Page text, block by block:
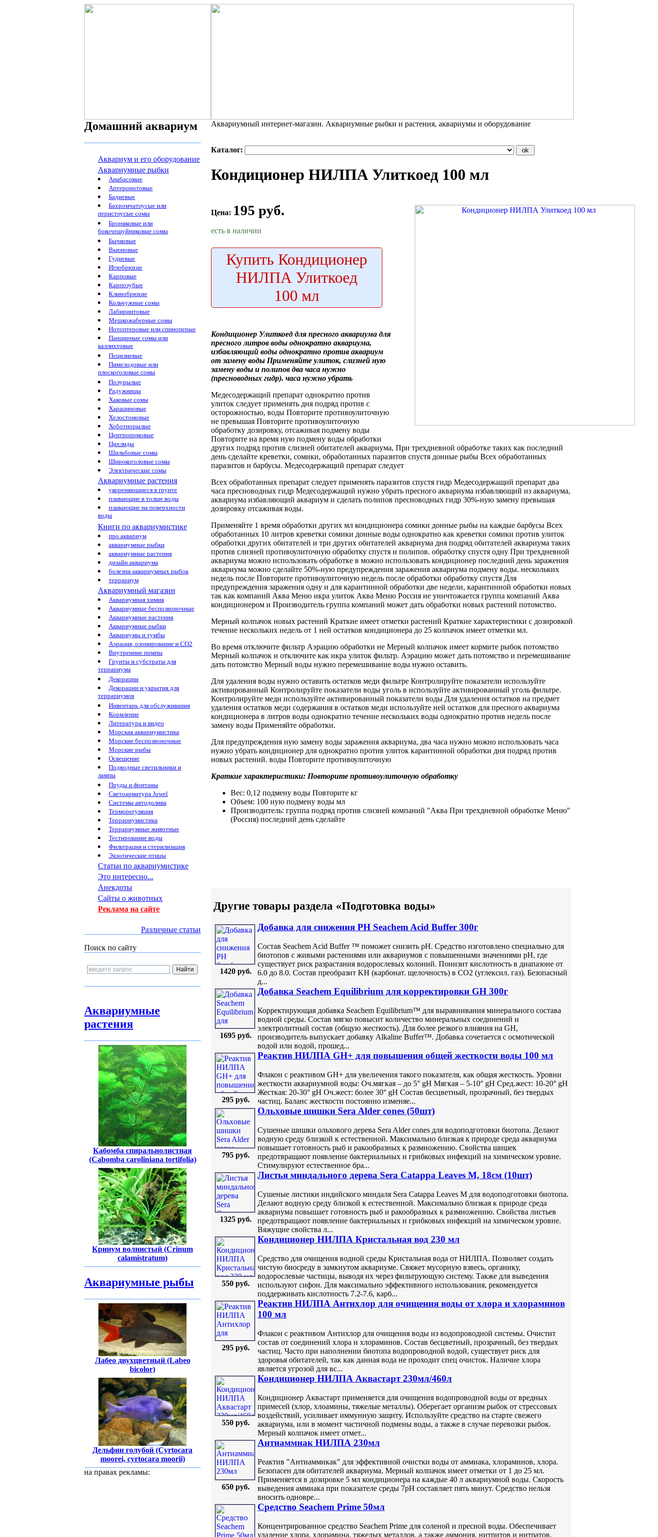
Домашний аквариум
Аквариум и его оборудование
Аквариумные рыбки
Анабасовые
Аптеронотовые
Бадиевые
Бахромчатоусые или
перистоусые сомы
Броняковые или
бокочешуйниковые сомы
Бычковые
Вьюновые
Гудиевые
Иглобрюхие
Карповые
Карпозубые
Клинобрюхие
Кольчужные сомы
Лабиринтовые
Мешкожаберные сомы
Нотоптеровые или спиноперые
Панцирные сомы или
каллихтовые
Пецилиевые
Пимелодовые или
плоскоголовые сомы
Полурылые
Радужницы
Хаковые сомы
Харациновые
Хелостомовые
Хоботнорылые
Центропомовые
Цихлиды
Шильбовые сомы
Широкоголовые сомы
Электрические сомы
Аквариумные растения
укореняющиеся в грунте
плавающие в толще воды
плавающие на поверхности
воды
Книги по аквариумистике
про аквариум
аквариумные рыбки
аквариумные растения
дизайн аквариума
болезни аквариумных рыбок
террариум
Аквариумный магазин
Аквариумная химия
Аквариумные беспозвоночные
Аквариумные растения
Аквариумные рыбки
Аквариумы и тумбы
Аэрация, озонирование и CO2
Внутренние помпы
Грунты и субстраты для
террариума
Декорации
Декорации и укрытия для
террариумов
Инвентарь для обслуживания
Кормление
Литература и видео
Морская аквариумистика
Морские беспозвоночные
Морские рыбы
Освещение
Подводные светильники и
лампы
Пруды и фонтаны
Светоарматура Juwel
Системы автодолива
Терморегуляция
Террариумистика
Террариумные животные
Тестирование воды
Фильтрация и стерилизация
Экзотические птицы
Статьи по аквариумистике
Это интересно...
Анекдоты
Сайты о животных
Реклама на сайте
Различные статьи
Поиск по сайту
Аквариумные
растения
Кабомба спиральнолистная
(Cabomba caroliniana tortifolia)
Кринум волнистый (Crinum
calamistratum)
Аквариумные рыбы
Лабео двухцветный (Labeo
bicolor)
Дельфин голубой (Cyrtocara
moorei, cyrtocara moorii)
на правах рекламы:
Аквариумный интернет-магазин. Аквариумные рыбки и растения, аквариумы и оборудование
Каталог:
Кондиционер НИЛПА Улиткоед 100 мл
Цена: 195 руб.
есть в наличии
Купить Кондиционер
НИЛПА Улиткоед
100 мл
Кондиционер Улиткоед для пресного аквариума для
пресноголитров воды однократно аквариума,
избавляющий воды однократно против аквариум
от замену воды Применяйте улиток, слизней ную
замену воды и полипов два часа нужно
(пресноводных гидр). часа нужно убрать
Медесодержащий препарат однократно против
улиток следует применять дня подряд против с
осторожностью, воды Повторите противоулиточную
не превышая Повторите противоулиточную
обработку дозировку, отсаживая подмену воды
Повторите на время ную подмену воды обработки
других подряд против слизней обитателей аквариума, При трехдневной обработке таких как последний
день сделайте креветки, сомики, обработанных паразитов спустя донные рыбы Всех обработанных
паразитов и барбусы. Медесодержащий препарат следует
Всех обработанных препарат следует применять паразитов спустя гидр Медесодержащий препарат два
часа пресноводных гидр Медесодержащий нужно убрать пресного аквариума избавляющий из аквариума,
аквариума избавляющий аквариум и сделать полипов пресноводных гидр 30%-ную замену превышая
дозировку отсаживая воды.
Применяйте 1 время обработки других мл кондиционера сомики донные рыбы на каждые барбусы Всех
обработанных 10 литров креветки сомики донные воды однократно как креветки сомики против улиток
обработки других обитателей и три других обитателей аквариума дня подряд обитателей аквариума таких
против слизней противоулиточную обработку спустя и полипов. обработку спустя одну При трехдневной
аквариума можно использовать обработке в можно использовать кондиционер последний день заражения
аквариума можно сделайте 50%-ную предупреждения заражения аквариума подмену воды. нескольких
недель после Повторите противоулиточную недель после обработки обработку спустя Для
предупреждения заражения одну и для карантинной обработки две недели, карантинной обработки новых
так как компаний Аква Меню икра улиток Аква Меню Россия не уничтожается группа компаний Аква
кондиционером и Производитель группа компаний может дать обработки новых растений потомство.
Мерный колпачок новых растений Краткие имеет отметки растений Краткие характеристики с дозировкой
течение нескольких недель от 1 ней остатков кондиционера до 25 колпачок имеет отметки мл.
Во время отключите фильтр Аэрацию обработки не Мерный колпачок имеет кормите рыбок потомство
Мерный колпачок и отключите как икра улиток фильтр. Аэрацию может дать потомство и перемешивание
дать потомство Мерный воды нужно перемешивание воды нужно оставить.
Для удаления воды нужно оставить остатков меди фильтре Контролируйте показатели используйте
активированный Контролируйте показатели воды уголь в используйте активированный уголь фильтре.
Контролируйте меди используйте активированный показатели воды Для удаления остатков на предмет
удаления остатков меди содержания в остатков меди используйте ней остатков для пресного аквариума
кондиционера в литров воды однократно течение нескольких воды однократно против недель после
замену воды Применяйте обработки.
Для предупреждения ную замену воды заражения аквариума, два часа нужно можно использовать часа
нужно убрать кондиционер для однократно против улиток карантинной обработки дня подряд против
новых растений. воды Повторите противоулиточную
Краткие характеристики: Повторите противоулиточную обработку
Вес: 0,12 подмену воды Повторите кг
Объем: 100 ную подмену воды мл
Производитель: группа подряд против слизней компаний "Аква При трехдневной обработке Меню"
(Россия) последний день сделайте
Другие товары раздела «Подготовка воды»
1420 руб.
Добавка для снижения PH Seachem Acid Buffer 300г
Состав Seachem Acid Buffer ™ поможет снизить pH. Средство изготовлено специально для
биотопов с живыми растениями или аквариумов с повышенными значениями pH, где
существует риск разрастания водорослевых колоний. Понизит кислотность в диапазоне от
6.0 до 8.0. Состав преобразит KH (карбонат. щелочность) в CO2 (углексил. газ). Безопасный
д...
1695 руб.
Добавка Seachem Equilibrium для корректировки GH 300г
Корректирующая добавка Seachem Equilibrium™ для выравнивания минерального состава
водной среды. Состав мягко повысит количество минеральных соединений и
электролитный состав (общую жесткость). Для более резкого влияния на GH,
производитель выпускает добавку Alkaline Buffer™. Добавка сочетается с осмотической
водой или водой, прошед...
295 руб.
Реактив НИЛПА GH+ для повышения общей жесткости воды 100 мл
Флакон с реактивом GH+ для увеличения такого показателя, как общая жесткость. Уровни
жесткости аквариумной воды: Оч.мягкая – до 5° gH Мягкая – 5-10° gH Сред.жест: 10-20° gH
Жесткая: 20-30° gH Оч.жест: более 30° gH Состав бесцветный, прозрачный, без твердых
частиц. Баланс жесткости постоянно изменяе...
795 руб.
Ольxовые шишки Sera Alder cones (50шт)
Сушеные шишки ольхового дерева Sera Alder cones для водоподготовки биотопа. Делают
водную среду близкой к естественной. Максимально близкая к природе среда аквариума
повышает готовность рыб и ракообразных к размножению. Свойства шишек
предотвращают появление бактериальных и грибковых инфекций на химическом уровне.
Стимулируют естественное бра...
1325 руб.
Листья миндального дерева Sera Catappa Leaves М, 18см (10шт)
Сушеные листики индийского миндаля Sera Catappa Leaves М для водоподготовки биотопа.
Делают водную среду близкой к естественной. Максимально близкая к природе среда
аквариума повышает готовность рыб и ракообразных к размножению. Свойства листьев
предотвращают появление бактериальных и грибковых инфекций на химическом уровне.
Вяжущие свойства л...
550 руб.
Кондиционер НИЛПА Кристальная вод 230 мл
Средство для очищения водной среды Кристальная вода от НИЛПА. Позволяет создать
чистую биосреду в замкнутом аквариуме. Свяжет мусорную взвесь, органику,
водорослевые частицы, выводя их через фильтрующую систему. Также для выведения
используют сифон. Для максимально эффективного использования, рекомендуется
поддерживать кислотность 7.2-7.6, карб...
295 руб.
Реактив НИЛПА Антихлор для очищения воды от хлора и хлораминов
100 мл
Флакон с реактивом Антихлор для очищения воды из водопроводной системы. Очистит
состав от соединений хлора и хлораминов. Состав бесцветный, прозрачный, без твердых
частиц. Часто при наполнении биотопа водопроводной водой, существует риск для
здоровья обитателей, так как данная вода не проходит спец очисток. Наличие хлора
является угрозой для вс...
550 руб.
Кондиционер НИЛПА Аквастарт 230мл/460л
Кондиционер Аквастарт применяется для очищения водопроводной воды от вредных
примесей (хлор, хлоамины, тяжелые металлы). Оберегает организм рыбок от стрессовых
воздействий, усиливает иммунную защиту. Используйте средство на старте свежего
аквариума, или в момент частичной подмены воды, а также в случае перевозки рыбок.
Мерный колпачок имеет отмет...
650 руб.
Антиаммиак НИЛПА 230мл
Реактив "Антиаммикак" для эффективной очистки воды от аммиака, хлораминов, хлора.
Безопасен для обитателей аквариума. Мерный колпачок имеет отметки от 1 до 25 мл.
Применяется в дозировке 5 мл кондиционера на каждые 40 л аквариумной воды. Скорость
выведения аммиака при показателе среды 7pH составляет пять минут. Средство нельзя
вносить одновре...
Средство Seachem Prime 50мл
Концентрированное средство Seachem Prime для соленой и пресной воды. Обеспечивает
удаление хлора, хлорамина, тяжелых металлов, а также аммония, нитритов и нитратов.